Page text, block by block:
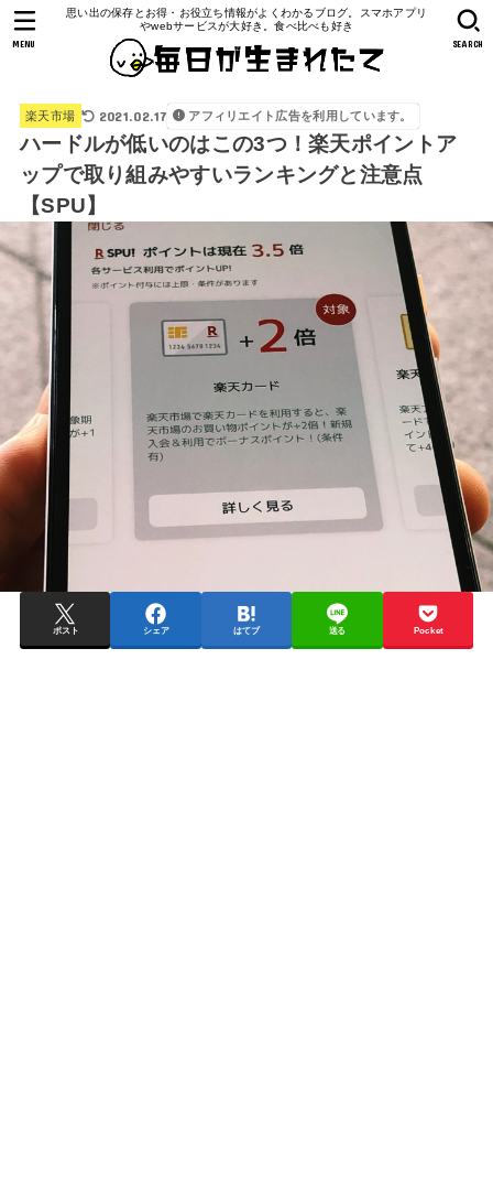
思い出の保存とお得・お役立ち情報がよくわかるブログ。スマホアプリ
やwebサービスが大好き。食べ比べも好き
SEARCH
MENU
楽天市場 2021.02.17 アフィリエイト広告を利用しています。
ハードルが低いのはこの3つ！楽天ポイントア
ップで取り組みやすいランキングと注意点
【SPU】
ポスト シェア はてブ 送る Pocket